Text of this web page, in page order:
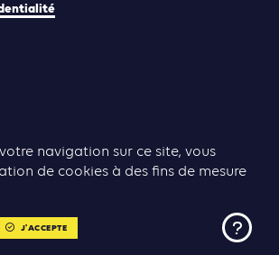
: Yann Rolland Thibaut Caroli
navigation sur ce site, vous
de cookies à des fins de mesure
J'ACCEPTE